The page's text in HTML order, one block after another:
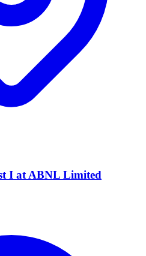
I at ABNL Limited